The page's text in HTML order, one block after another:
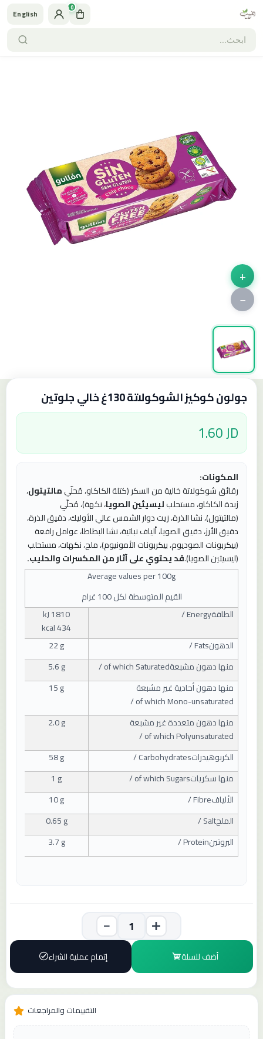
0
English
+
−
جولون كوكيز الشوكولاتة 130غ خالي جلوتين
1.60 JD
المكونات:
رقائق شوكولاتة خالية من السكر (كتلة الكاكاو، مُحلّيمالتيتول،
زبدة الكاكاو، مستحلبليسيثين الصويا، نكهة)، مُحلّي
(مالتيتول)، نشا الذرة، زيت دوار الشمس عالي الأوليك، دقيق الذرة،
دقيق الأرز، دقيق الصويا، ألياف نباتية، نشا البطاطا، عوامل رافعة
(بيكربونات الصوديوم، بيكربونات الأمونيوم)، ملح، نكهات، مستحلب
(ليسيثين الصويا).قد يحتوي على آثار من المكسرات والحليب.
Average values ​​per 100g
القيم المتوسطة لكل 100 غرام
الطاقة/ Energy
1810 kJ
434 kcal
الدهون/ Fats
22 g
منها دهون مشبعة/ of which Saturated
5.6 g
منها دهون أحادية غير مشبعة
/ of which Mono-unsaturated
15 g
منها دهون متعددة غير مشبعة
/ of which Polyunsaturated
2.0 g
الكربوهيدرات/ Carbohydrates
58 g
منها سكريات/ of which Sugars
1 g
الألياف/ Fibre
10 g
الملح/ Salt
0.65 g
البروتين/ Protein
3.7 g
أضف للسلة إتمام عملية الشراء
التقييمات والمراجعات